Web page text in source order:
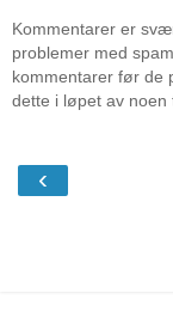
Kommentarer er
problemer med
kommentarer før de
dette i løpet av noen
‹